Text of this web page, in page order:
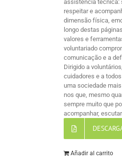
assistência técnica:
respeitar e
dimensão física,
longo destas
valores e
voluntariado
comunicação e a
Dirigido a
cuidadores e a
uma sociedade
nos que, mesmo
sempre muito que
acompanhar,
Añadir al carrito